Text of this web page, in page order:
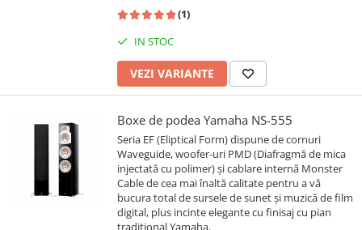
(1)
IN STOC
VEZI VARIANTE
Boxe de podea Yamaha NS-555
Seria EF (Eliptical Form) dispune de cornuri
Waveguide, woofer-uri PMD (Diafragmă de mica
injectată cu polimer) și cablare internă Monster
Cable de cea mai înaltă calitate pentru a vă
bucura total de sursele de sunet și muzică de film
digital, plus incinte elegante cu finisaj cu pian
tradițional Yamaha.